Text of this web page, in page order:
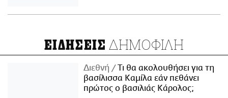
ΕΙΔΗΣΕΙΣ ΔΗΜΟΦΙΛΗ
Διεθνή
Τι θα ακολουθήσει για τη
βασίλισσα Καμίλα εάν πεθάνει
πρώτος ο βασιλιάς Κάρολος;